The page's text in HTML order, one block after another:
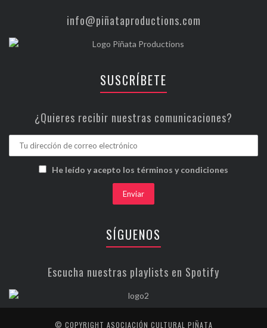
info@piñataproductions.com
SUSCRÍBETE
¿Quieres recibir nuestras comunicaciones?
He leído y acepto los términos y condiciones
SÍGUENOS
Escucha nuestras playlists en Spotify
© COPYRIGHT ASOCIACIÓN CULTURAL PIÑATA